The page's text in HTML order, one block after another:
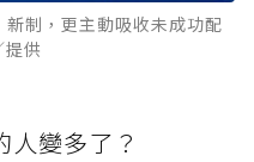
制，更主動吸收未成功配
供
變多了？